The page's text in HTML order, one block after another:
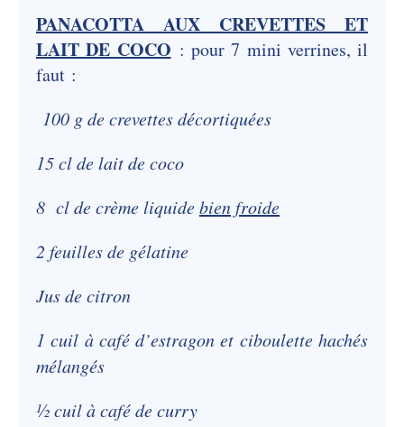
PANACOTTA AUX CREVETTES ET
LAIT DE COCO : pour 7 mini verrines, il
faut :
100 g de crevettes décortiquées
15 cl de lait de coco
8 cl de crème liquidebien froide
2 feuilles de gélatine
Jus de citron
1 cuil à café d’estragon et ciboulette hachés
mélangés
½ cuil à café de curry